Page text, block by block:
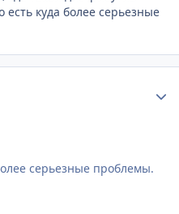
есть куда более серьезные
серьезные проблемы.